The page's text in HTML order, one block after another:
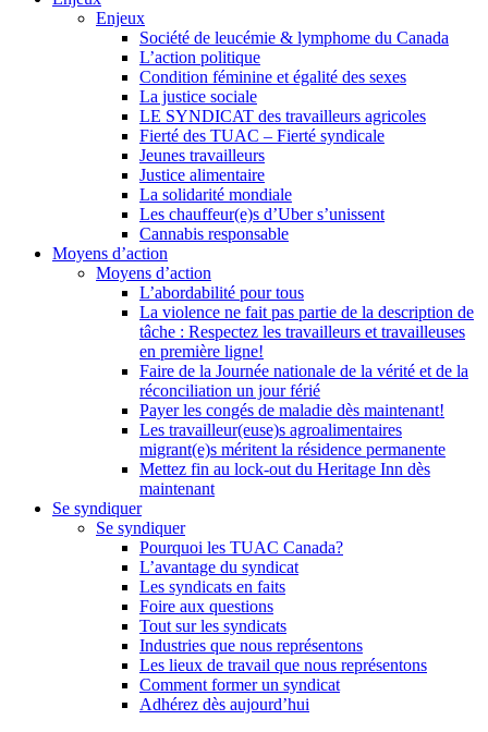
Enjeux
Société de leucémie & lymphome du Canada
L’action politique
Condition féminine et égalité des sexes
La justice sociale
LE SYNDICAT des travailleurs agricoles
Fierté des TUAC – Fierté syndicale
Jeunes travailleurs
Justice alimentaire
La solidarité mondiale
Les chauffeur(e)s d’Uber s’unissent
Cannabis responsable
Moyens d’action
Moyens d’action
L’abordabilité pour tous
La violence ne fait pas partie de la description de
tâche : Respectez les travailleurs et travailleuses
en première ligne!
Faire de la Journée nationale de la vérité et de la
réconciliation un jour férié
Payer les congés de maladie dès maintenant!
Les travailleur(euse)s agroalimentaires
migrant(e)s méritent la résidence permanente
Mettez fin au lock-out du Heritage Inn dès
maintenant
Se syndiquer
Se syndiquer
Pourquoi les TUAC Canada?
L’avantage du syndicat
Les syndicats en faits
Foire aux questions
Tout sur les syndicats
Industries que nous représentons
Les lieux de travail que nous représentons
Comment former un syndicat
Adhérez dès aujourd’hui